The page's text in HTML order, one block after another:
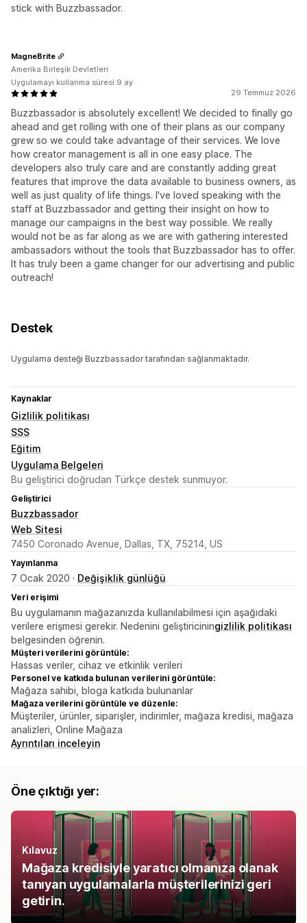
stick with Buzzbassador.
29 Temmuz 2026
Buzzbassador is absolutely excellent! We decided to finally go
ahead and get rolling with one of their plans as our company
grew so we could take advantage of their services. We love
how creator management is all in one easy place. The
developers also truly care and are constantly adding great
features that improve the data available to business owners, as
well as just quality of life things. I've loved speaking with the
staff at Buzzbassador and getting their insight on how to
manage our campaigns in the best way possible. We really
would not be as far along as we are with gathering interested
ambassadors without the tools that Buzzbassador has to offer.
It has truly been a game changer for our advertising and public
outreach!
MagneBrite
Amerika Birleşik Devletleri
Uygulamayı kullanma süresi:9 ay
Destek
Uygulama desteği Buzzbassador tarafından sağlanmaktadır.
Kaynaklar
Gizlilik politikası
SSS
Eğitim
Uygulama Belgeleri
Bu geliştirici doğrudan Türkçe destek sunmuyor.
Geliştirici
Buzzbassador
Web Sitesi
7450 Coronado Avenue, Dallas, TX, 75214, US
Yayınlanma
7 Ocak 2020 · Değişiklik günlüğü
Veri erişimi
Bu uygulamanın mağazanızda kullanılabilmesi için aşağıdaki
verilere erişmesi gerekir. Nedenini geliştiriciningizlilik politikası
belgesinden öğrenin.
Müşteri verilerini görüntüle:
Hassas veriler, cihaz ve etkinlik verileri
Personel ve katkıda bulunan verilerini görüntüle:
Mağaza sahibi, bloga katkıda bulunanlar
Mağaza verilerini görüntüle ve düzenle:
Müşteriler, ürünler, siparişler, indirimler, mağaza kredisi, mağaza
analizleri, Online Mağaza
Ayrıntıları inceleyin
Öne çıktığı yer:
Kılavuz
Mağaza kredisiyle yaratıcı olmanıza olanak
tanıyan uygulamalarla müşterilerinizi geri
getirin.